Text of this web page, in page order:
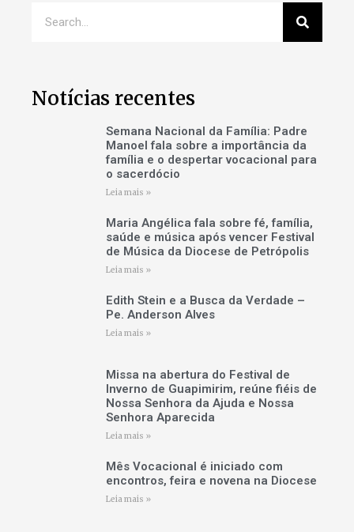
Notícias recentes
Semana Nacional da Família: Padre
Manoel fala sobre a importância da
família e o despertar vocacional para
o sacerdócio
Leia mais »
Maria Angélica fala sobre fé, família,
saúde e música após vencer Festival
de Música da Diocese de Petrópolis
Leia mais »
Edith Stein e a Busca da Verdade –
Pe. Anderson Alves
Leia mais »
Missa na abertura do Festival de
Inverno de Guapimirim, reúne fiéis de
Nossa Senhora da Ajuda e Nossa
Senhora Aparecida
Leia mais »
Mês Vocacional é iniciado com
encontros, feira e novena na Diocese
Leia mais »